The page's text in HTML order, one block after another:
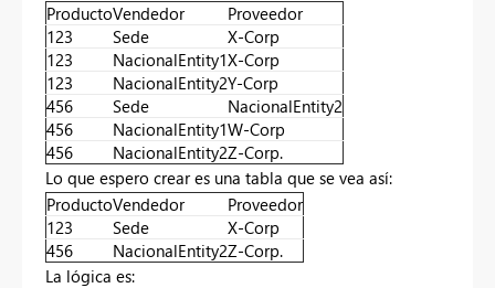
ProductoVendedor
Proveedor
123
Sede
X-Corp
123
NacionalEntity1X-Corp
123
NacionalEntity2Y-Corp
456
Sede
NacionalEntity2
456
NacionalEntity1W-Corp
456
NacionalEntity2Z-Corp.
Lo que espero crear es una tabla que se vea así:
ProductoVendedor
Proveedor
123
Sede
X-Corp
456
NacionalEntity2Z-Corp.
La lógica es: